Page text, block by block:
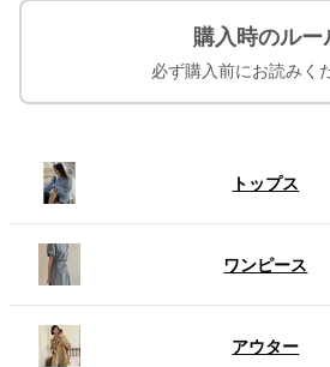
購入時のルー
必ず購入前にお読みく
トップス
ワンピース
アウター